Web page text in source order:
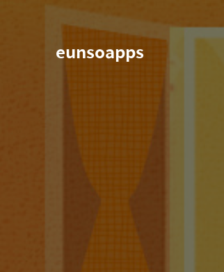
eunsoapps